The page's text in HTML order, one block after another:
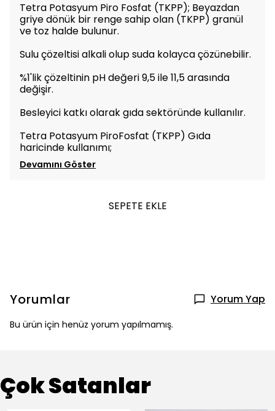
Tetra Potasyum Piro Fosfat (TKPP); Beyazdan
griye dönük bir renge sahip olan (TKPP) granül
ve toz halde bulunur.
Sulu çözeltisi alkali olup suda kolayca çözünebilir.
%1'lik çözeltinin pH değeri 9,5 ile 11,5 arasında
değişir.
Besleyici katkı olarak gıda sektöründe kullanılır.
Tetra Potasyum PiroFosfat (TKPP) Gıda
haricinde kullanımı;
Devamını Göster
SEPETE EKLE
Yorumlar Yorum Yap
Bu ürün için henüz yorum yapılmamış.
Çok Satanlar